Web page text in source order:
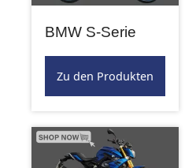
BMW S-Serie
Zu den Produkten